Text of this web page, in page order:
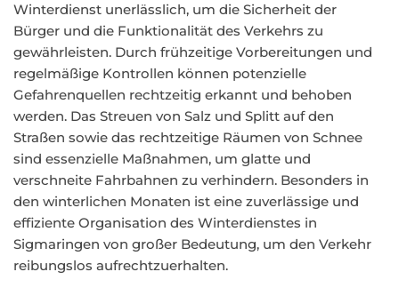
Winterdienst unerlässlich, um die Sicherheit der
Bürger und die Funktionalität des Verkehrs zu
gewährleisten. Durch frühzeitige Vorbereitungen und
regelmäßige Kontrollen können potenzielle
Gefahrenquellen rechtzeitig erkannt und behoben
werden. Das Streuen von Salz und Splitt auf den
Straßen sowie das rechtzeitige Räumen von Schnee
sind essenzielle Maßnahmen, um glatte und
verschneite Fahrbahnen zu verhindern. Besonders in
den winterlichen Monaten ist eine zuverlässige und
effiziente Organisation des Winterdienstes in
Sigmaringen von großer Bedeutung, um den Verkehr
reibungslos aufrechtzuerhalten.